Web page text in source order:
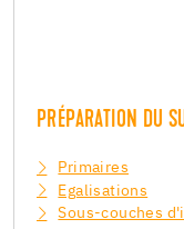
PRÉPARATION DU
Primaires
Egalisations
Sous-couches